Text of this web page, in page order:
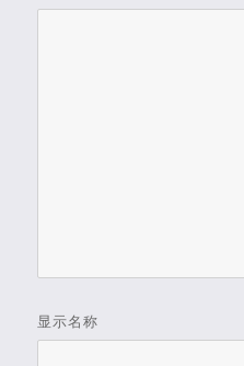
显示名称